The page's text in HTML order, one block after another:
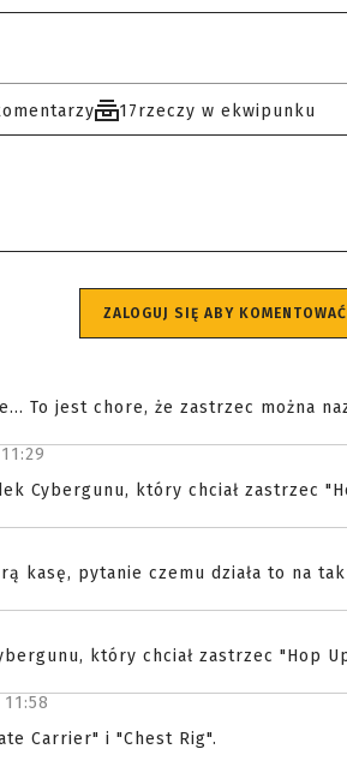
17rzeczy w ekwipunku
ZALOGUJ SIĘ ABY KOMENTOWAĆ
To jest chore, że zastrzec można
11:29
Cybergunu, który chciał zastrzec
kasę, pytanie czemu działa to na
który chciał zastrzec "Hop
11:58
Carrier" i "Chest Rig".